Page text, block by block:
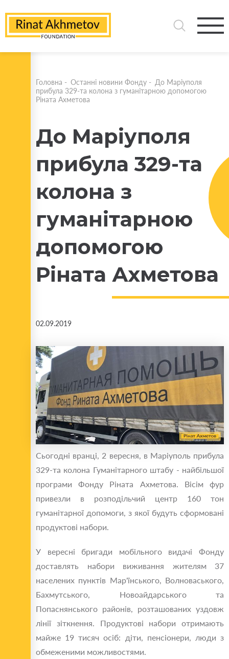
Головна - Останні новини Фонду - До Маріуполя
прибула 329-та колона з гуманітарною допомогою
Ріната Ахметова
До Маріуполя
прибула 329-та
колона з
гуманітарною
допомогою
Ріната Ахметова
02.09.2019
Сьогодні вранці, 2 вересня, в Маріуполь прибула
329-та колона Гуманітарного штабу - найбільшої
програми Фонду Ріната Ахметова. Вісім фур
привезли в розподільчий центр 160 тон
гуманітарної допомоги, з якої будуть сформовані
продуктові набори.
У вересні бригади мобільного видачі Фонду
доставлять набори виживання жителям 37
населених пунктів Мар'їнського, Волноваського,
Бахмутського, Новоайдарського та
Попаснянського районів, розташованих уздовж
лінії зіткнення. Продуктові набори отримають
майже 19 тисяч осіб: діти, пенсіонери, люди з
обмеженими можливостями.